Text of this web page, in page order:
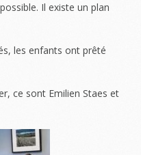
Il existe un plan
les enfants ont prêté
ce sont Emilien Staes et